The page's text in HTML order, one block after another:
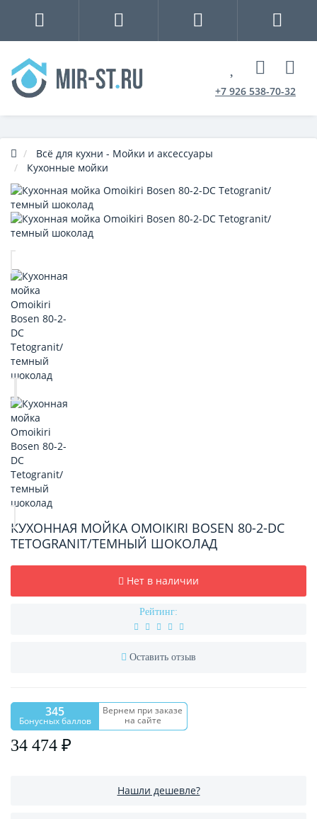
+7 926 538-70-32
Всё для кухни - Мойки и аксессуары
Кухонные мойки
КУХОННАЯ МОЙКА OMOIKIRI BOSEN 80-2-DC
TETOGRANIT/ТЕМНЫЙ ШОКОЛАД
Нет в наличии
Рейтинг:
Оставить отзыв
345
Бонусных баллов
Вернем при заказе
на сайте
34 474 ₽
Нашли дешевле?